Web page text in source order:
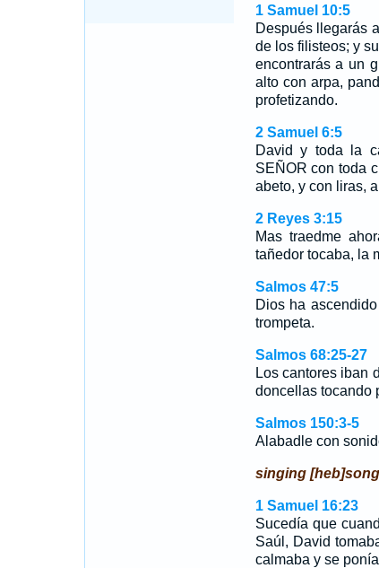
1 Samuel 10:5
Después llegarás
de los filisteos; y
encontrarás a un
alto con arpa,
profetizando.
2 Samuel 6:5
David y toda la
SEÑOR con toda
abeto, y con liras,
2 Reyes 3:15
Mas traedme
tañedor tocaba, la
Salmos 47:5
Dios ha
trompeta.
Salmos 68:25-27
Los cantores iban
doncellas tocando
Salmos 150:3-5
Alabadle con
singing
1 Samuel 16:23
Sucedía que
Saúl, David
calmaba y se